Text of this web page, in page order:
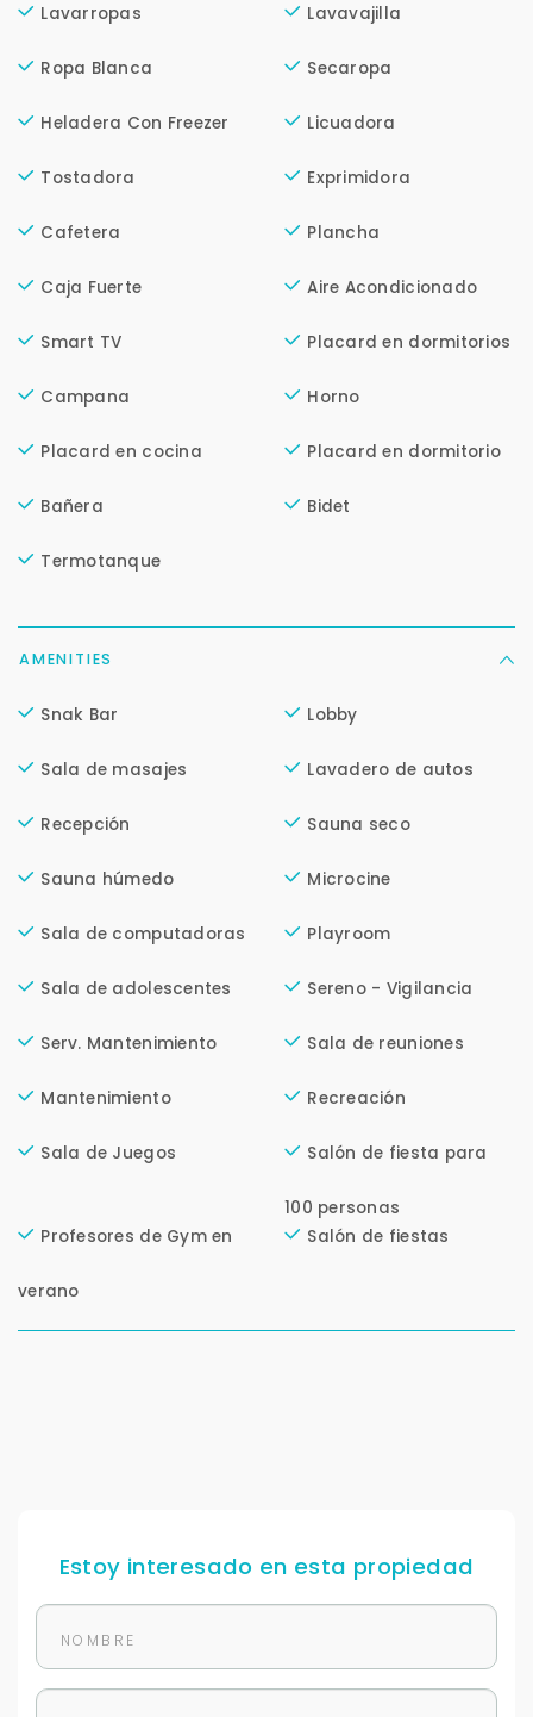
Lavarropas Lavavajilla
Ropa Blanca Secaropa
Heladera Con Freezer Licuadora
Tostadora Exprimidora
Cafetera Plancha
Caja Fuerte Aire Acondicionado
Smart TV Placard en dormitorios
Campana Horno
Placard en cocina Placard en dormitorio
Bañera Bidet
Termotanque
AMENITIES
Snak Bar Lobby
Sala de masajes Lavadero de autos
Recepción Sauna seco
Sauna húmedo Microcine
Sala de computadoras Playroom
Sala de adolescentes Sereno - Vigilancia
Serv. Mantenimiento Sala de reuniones
Mantenimiento Recreación
Sala de Juegos Salón de fiesta para
100 personas
Profesores de Gym en
verano
Salón de fiestas
Estoy interesado en esta propiedad
Para responderte
sistema de gestión de clientes.
Uso exclusivo
Solo los usamos para responder tu consulta.
Cancelar
Con estos datos podemos responderte mejor y